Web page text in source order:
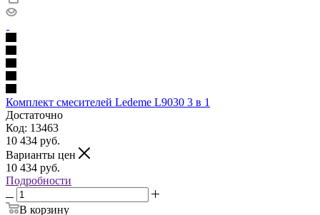
Комплект смесителей Ledeme L9030 3 в 1
Достаточно
Код: 13463
10 434 руб.
Варианты цен
10 434 руб.
Подробности
В корзину